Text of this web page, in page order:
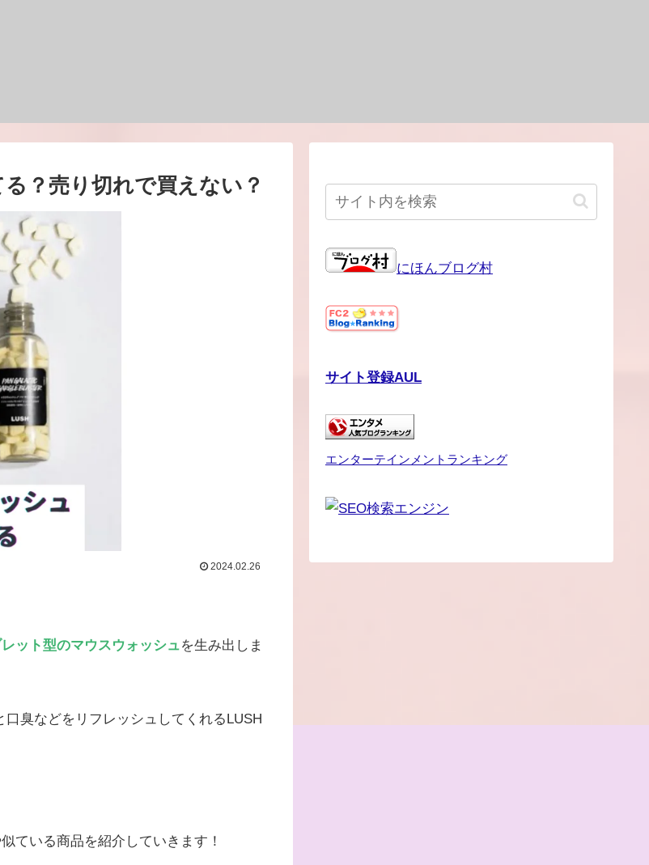
？売り切れで買えない？
2024.02.26
ット型のマウスウォッシュを生み出しま
臭などをリフレッシュしてくれるLUSH
ている商品を紹介していきます！
にほんブログ村
サイト登録AUL
エンターテインメントランキング